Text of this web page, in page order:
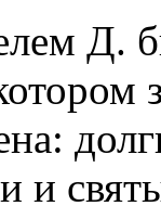
Д.
и